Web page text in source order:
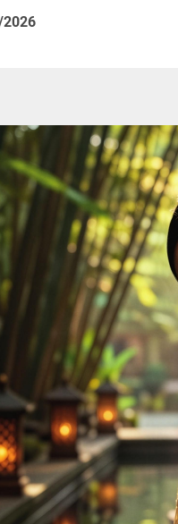
des informations